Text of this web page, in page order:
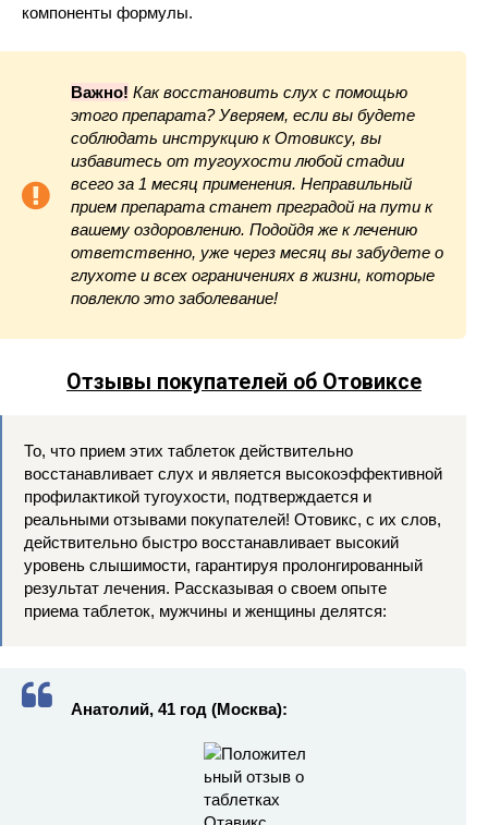
компоненты формулы.
Важно! Как восстановить слух с помощью
этого препарата? Уверяем, если вы будете
соблюдать инструкцию к Отовиксу, вы
избавитесь от тугоухости любой стадии
всего за 1 месяц применения. Неправильный
прием препарата станет преградой на пути к
вашему оздоровлению. Подойдя же к лечению
ответственно, уже через месяц вы забудете о
глухоте и всех ограничениях в жизни, которые
повлекло это заболевание!
Отзывы покупателей об Отовиксе
То, что прием этих таблеток действительно
восстанавливает слух и является высокоэффективной
профилактикой тугоухости, подтверждается и
реальными отзывами покупателей! Отовикс, с их слов,
действительно быстро восстанавливает высокий
уровень слышимости, гарантируя пролонгированный
результат лечения. Рассказывая о своем опыте
приема таблеток, мужчины и женщины делятся:
Анатолий, 41 год (Москва):